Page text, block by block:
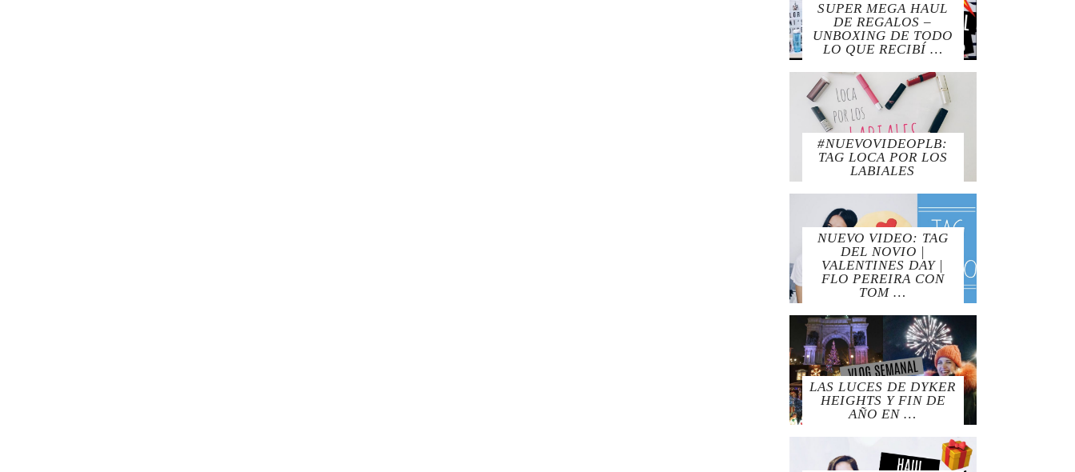
SUPER MEGA HAUL
DE REGALOS –
UNBOXING DE TODO
LO QUE RECIBÍ …
#NUEVOVIDEOPLB:
TAG LOCA POR LOS
LABIALES
NUEVO VIDEO: TAG
DEL NOVIO |
VALENTINES DAY |
FLO PEREIRA CON
TOM …
LAS LUCES DE DYKER
HEIGHTS Y FIN DE
AÑO EN …